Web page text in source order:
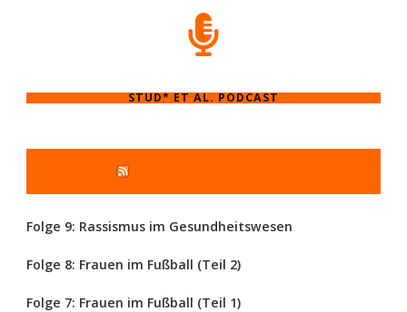
STUD* ET AL. PODCAST
Folge 9: Rassismus im Gesundheitswesen
Folge 8: Frauen im Fußball (Teil 2)
Folge 7: Frauen im Fußball (Teil 1)